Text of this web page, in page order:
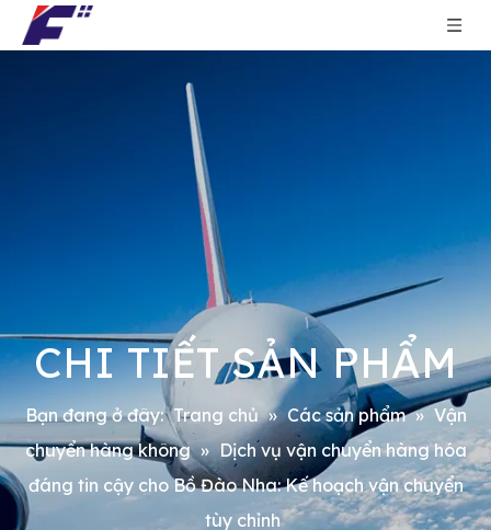
CHI TIẾT SẢN PHẨM
Bạn đang ở đây: Trang chủ » Các sản phẩm » Vận
chuyển hàng không » Dịch vụ vận chuyển hàng hóa
đáng tin cậy cho Bồ Đào Nha: Kế hoạch vận chuyển
tùy chỉnh